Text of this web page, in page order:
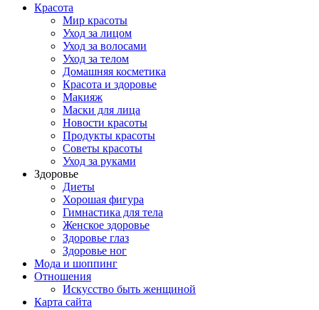
Красота
Мир красоты
Уход за лицом
Уход за волосами
Уход за телом
Домашняя косметика
Красота и здоровье
Макияж
Маски для лица
Новости красоты
Продукты красоты
Советы красоты
Уход за руками
Здоровье
Диеты
Хорошая фигура
Гимнастика для тела
Женское здоровье
Здоровье глаз
Здоровье ног
Мода и шоппинг
Отношения
Искусство быть женщиной
Карта сайта